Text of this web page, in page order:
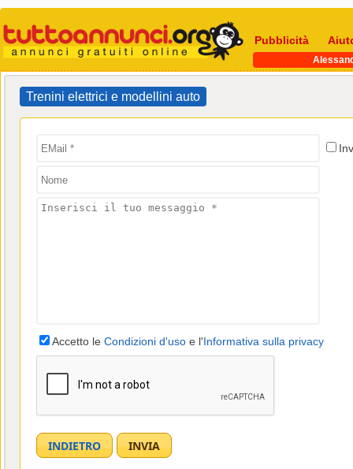
Pubblicità
Trenini elettrici e modellini auto
Accetto le Condizioni d'uso e l'Informativa sulla privacy